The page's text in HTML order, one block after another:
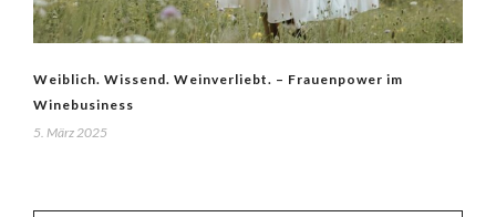
Weiblich. Wissend. Weinverliebt. – Frauenpower im
Winebusiness
5. März 2025